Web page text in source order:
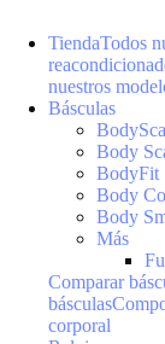
TiendaTodos
nuestros
Básculas
Body
BodyFit
Body
Body
Más
Comparar
básculas
corporal